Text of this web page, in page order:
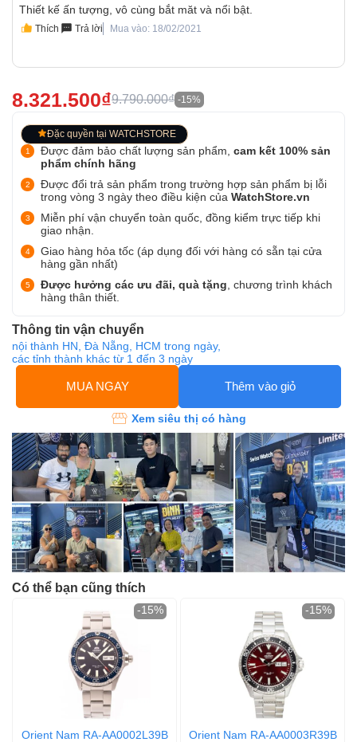
Thiết kế ấn tượng, vô cùng bắt măt và nổi bật.
Thích Trả lời Mua vào: 18/02/2021
8.321.500₫9.790.000₫ -15%
Đặc quyền tại WATCHSTORE
Được đảm bảo chất lượng sản phẩm, cam kết 100% sản
phẩm chính hãng
Được đổi trả sản phẩm trong trường hợp sản phẩm bị lỗi
trong vòng 3 ngày theo điều kiện của WatchStore.vn
Miễn phí vận chuyển toàn quốc, đồng kiểm trực tiếp khi
giao nhận.
Giao hàng hỏa tốc (áp dụng đối với hàng có sẵn tại cửa
hàng gần nhất)
Được hưởng các ưu đãi, quà tặng , chương trình khách
hàng thân thiết.
Thông tin vận chuyển
nội thành HN, Đà Nẵng, HCM trong ngày,
các tỉnh thành khác từ 1 đến 3 ngày
MUA NGAY Thêm vào giỏ
Xem siêu thị có hàng
Có thể bạn cũng thích
Orient Nam RA-AA0002L39B
-15%
Orient Nam RA-AA0003R39B
-15%